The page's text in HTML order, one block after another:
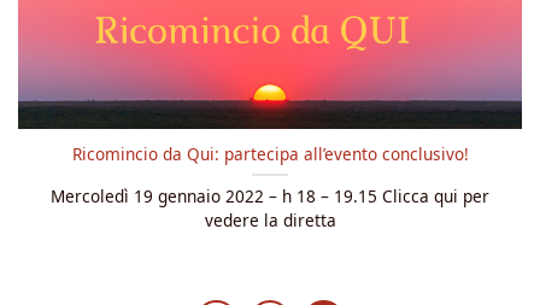
Ricomincio da Qui: partecipa all’evento conclusivo!
Mercoledì 19 gennaio 2022 – h 18 – 19.15 Clicca qui per
vedere la diretta